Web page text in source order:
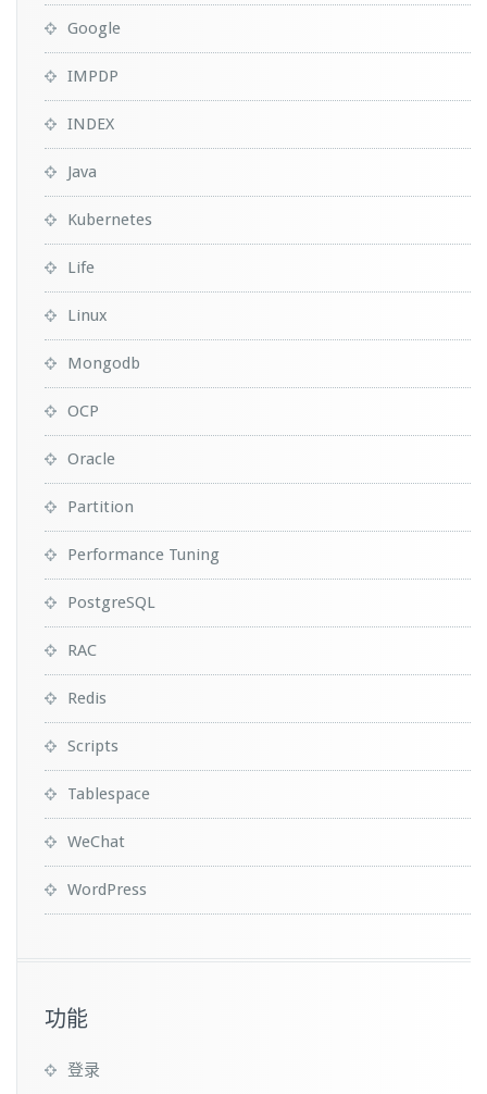
Google
IMPDP
INDEX
Java
Kubernetes
Life
Linux
Mongodb
OCP
Oracle
Partition
Performance Tuning
PostgreSQL
RAC
Redis
Scripts
Tablespace
WeChat
WordPress
功能
登录